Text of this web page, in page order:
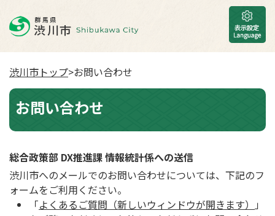
渋川市トップ>お問い合わせ
お問い合わせ
総合政策部 DX推進課 情報統計係への送信
渋川市へのメールでのお問い合わせについては、下記のフ
ォームをご利用ください。
「よくあるご質問（新しいウィンドウが開きます）
」